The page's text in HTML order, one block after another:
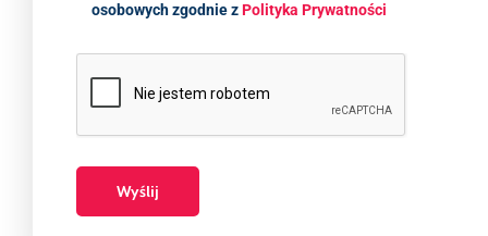
osobowych zgodnie zPolityka Prywatności